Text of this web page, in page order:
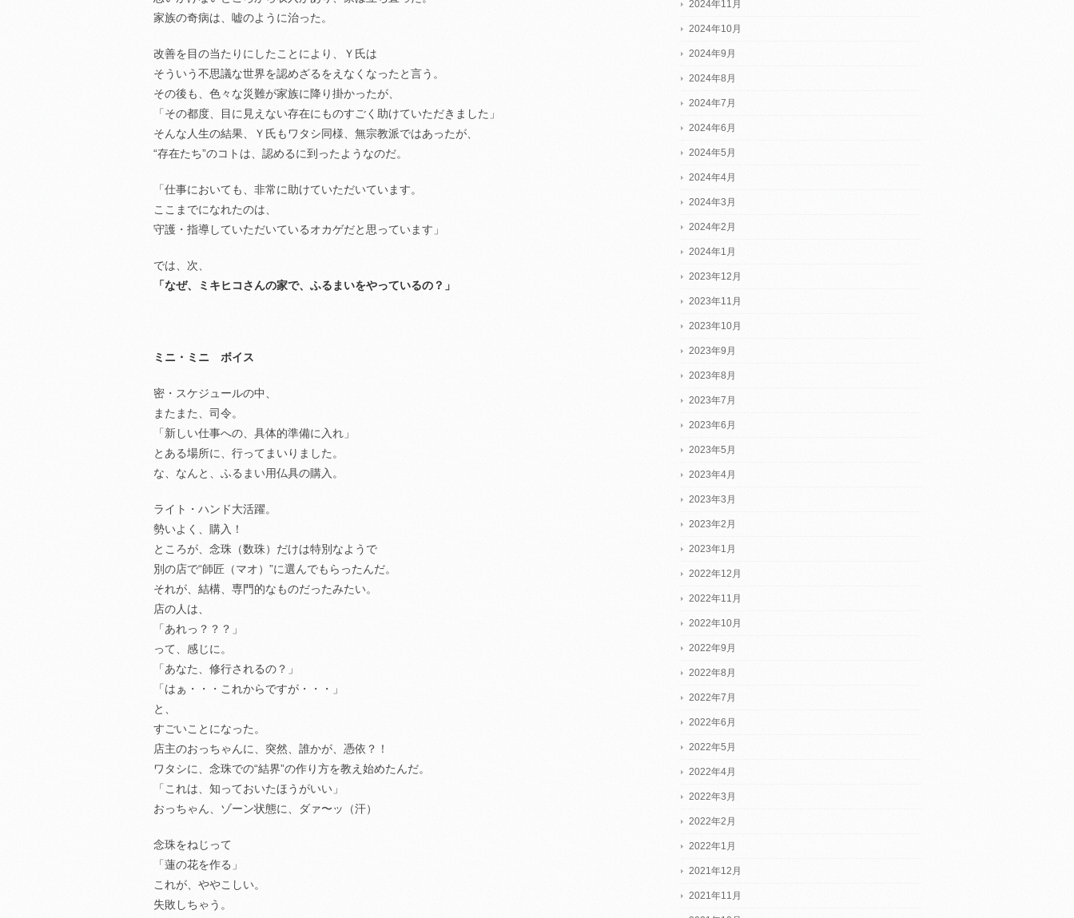
家族の奇病は、嘘のように治った。
改善を目の当たりにしたことにより、Ｙ氏は
そういう不思議な世界を認めざるをえなくなったと言う。
その後も、色々な災難が家族に降り掛かったが、
「その都度、目に見えない存在にものすごく助けていただきました」
そんな人生の結果、Ｙ氏もワタシ同様、無宗教派ではあったが、
“存在たち”のコトは、認めるに到ったようなのだ。
「仕事においても、非常に助けていただいています。
ここまでになれたのは、
守護・指導していただいているオカゲだと思っています」
では、次、
「なぜ、ミキヒコさんの家で、ふるまいをやっているの？」
ミニ・ミニ ボイス
密・スケジュールの中、
またまた、司令。
「新しい仕事への、具体的準備に入れ」
とある場所に、行ってまいりました。
な、なんと、ふるまい用仏具の購入。
ライト・ハンド大活躍。
勢いよく、購入！
ところが、念珠（数珠）だけは特別なようで
別の店で“師匠（マオ）”に選んでもらったんだ。
それが、結構、専門的なものだったみたい。
店の人は、
「あれっ？？？」
って、感じに。
「あなた、修行されるの？」
「はぁ・・・これからですが・・・」
と、
すごいことになった。
店主のおっちゃんに、突然、誰かが、憑依？！
ワタシに、念珠での“結界”の作り方を教え始めたんだ。
「これは、知っておいたほうがいい」
おっちゃん、ゾーン状態に、ダァ〜ッ（汗）
念珠をねじって
「蓮の花を作る」
これが、ややこしい。
失敗しちゃう。
2024年11月
2024年10月
2024年9月
2024年8月
2024年7月
2024年6月
2024年5月
2024年4月
2024年3月
2024年2月
2024年1月
2023年12月
2023年11月
2023年10月
2023年9月
2023年8月
2023年7月
2023年6月
2023年5月
2023年4月
2023年3月
2023年2月
2023年1月
2022年12月
2022年11月
2022年10月
2022年9月
2022年8月
2022年7月
2022年6月
2022年5月
2022年4月
2022年3月
2022年2月
2022年1月
2021年12月
2021年11月